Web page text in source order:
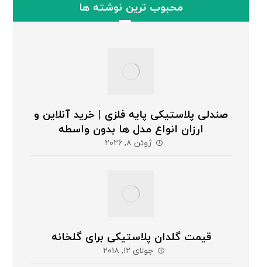
محبوب ترین نوشته ها
صندلی پلاستیکی پایه فلزی | خرید آنلاین و
ارزان انواع مدل ها بدون واسطه
ژوئن ۸, ۲۰۲۶
قیمت گلدان پلاستیکی برای گلخانه
جولای ۱۲, ۲۰۱۸